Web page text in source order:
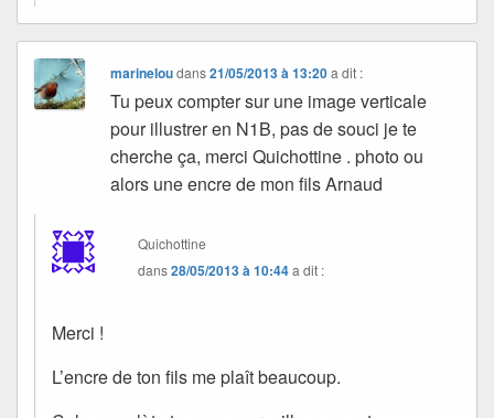
marineloudans21/05/2013 à 13:20 a dit :
Tu peux compter sur une image verticale
pour illustrer en N1B, pas de souci je te
cherche ça, merci Quichottine . photo ou
alors une encre de mon fils Arnaud
Quichottine
dans28/05/2013 à 10:44a dit :
Merci !
L’encre de ton fils me plaît beaucoup.